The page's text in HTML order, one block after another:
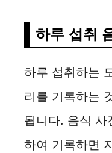
하루 섭취
하루 섭취하는
리를 기록하는
됩니다. 음식 사
하여 기록하면